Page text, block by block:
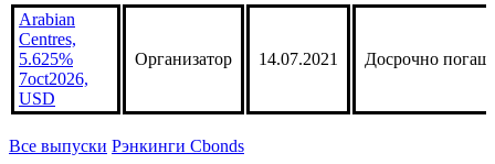
Arabian
Centres,
5.625%
7oct2026,
USD
Организатор 14.07.2021 Досрочно
Все выпуски Рэнкинги Cbonds